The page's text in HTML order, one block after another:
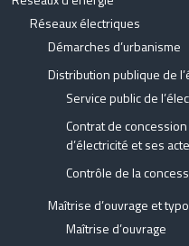
Réseaux électriques
Démarches d’urbanisme
Distribution publique de
Service public de
Contrat de
d’électricité et ses
Contrôle de la
Maîtrise d’ouvrage et
Maîtrise d’ouvrage